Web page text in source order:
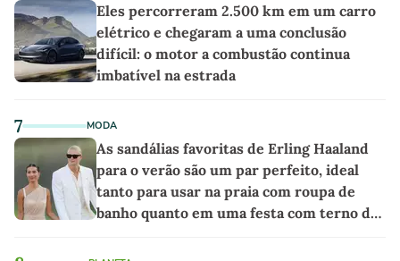
Eles percorreram 2.500 km em um carro
elétrico e chegaram a uma conclusão
difícil: o motor a combustão continua
imbatível na estrada
7 MODA
As sandálias favoritas de Erling Haaland
para o verão são um par perfeito, ideal
tanto para usar na praia com roupa de
banho quanto em uma festa com terno de